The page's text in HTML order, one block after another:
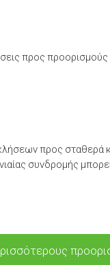
προς
προς σταθερά
συνδρομής